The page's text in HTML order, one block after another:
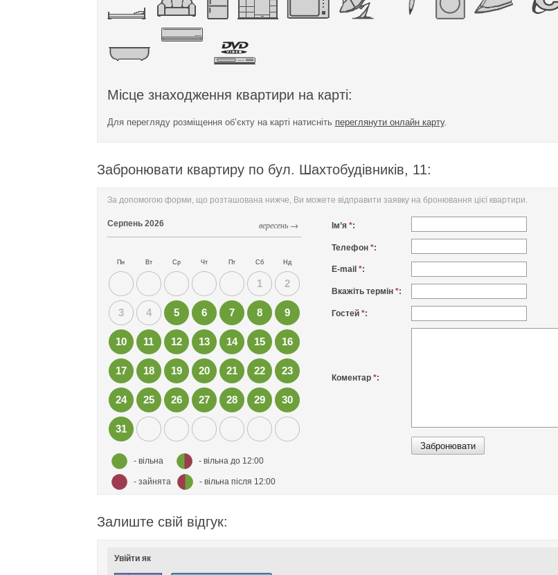
Місце знаходження квартири на карті:
Для перегляду розміщення об’єкту на карті натисніть переглянути онлайн карту.
Забронювати квартиру по бул. Шахтобудівників, 11:
За допомогою форми, що розташована нижче, Ви можете відправити заявку на бронювання цієї квартири.
вересень →
Серпень 2026
Пн Вт Ср Чт Пт Сб Нд
1 2
3 4 5 6 7 8 9
10 11 12 13 14 15 16
17 18 19 20 21 22 23
24 25 26 27 28 29 30
31
- вільна - вільна до 12:00
- зайнята - вільна після 12:00
Ім’я *:
Телефон *:
E-mail *:
Вкажіть термін *:
Гостей *:
Коментар *:
Залиште свій відгук:
Увійти як